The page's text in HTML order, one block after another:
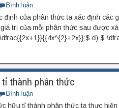
Bình luận
định của phân thức ta xác định các
trị của mỗi phân thức sau được
d) $
thành phân thức
Bình luận
hữu tỉ thành phân thức ta thực